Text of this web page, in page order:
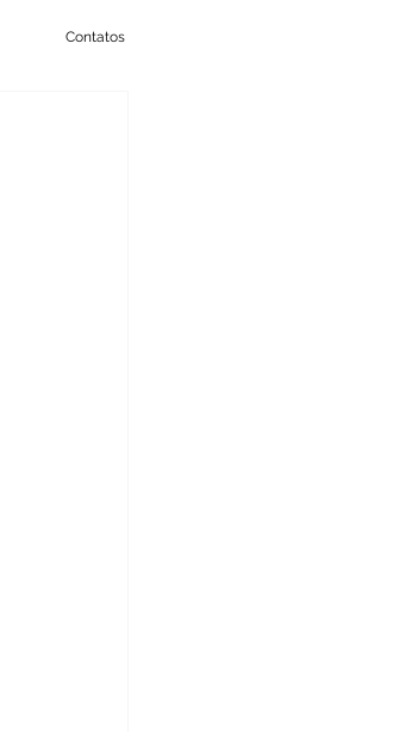
Contatos